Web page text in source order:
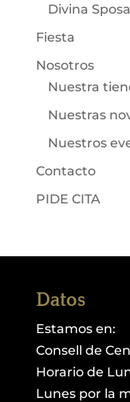
Divina
Fiesta
Nosotros
Nuestra
Nuestras
Nuestros
Contacto
PIDE CITA
Datos
Estamos en:
Consell de
Horario de
Lunes por la